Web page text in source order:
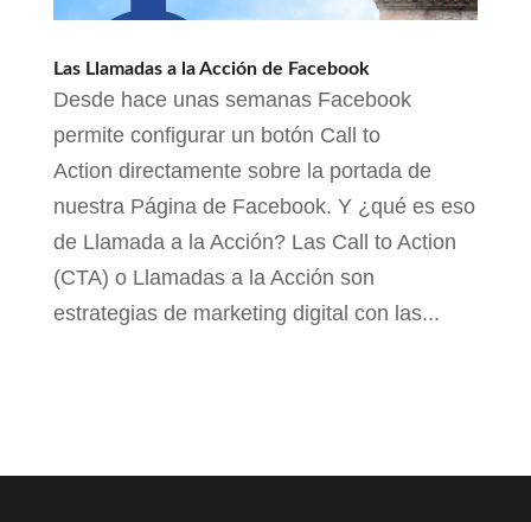
Las Llamadas a la Acción de Facebook
Desde hace unas semanas Facebook
permite configurar un botón Call to
Action directamente sobre la portada de
nuestra Página de Facebook. Y ¿qué es eso
de Llamada a la Acción? Las Call to Action
(CTA) o Llamadas a la Acción son
estrategias de marketing digital con las...